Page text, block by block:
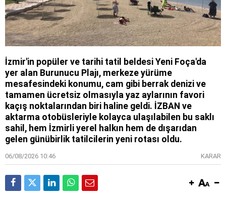
İzmir'in popüler ve tarihi tatil beldesi Yeni Foça'da
yer alan Burunucu Plajı, merkeze yürüme
mesafesindeki konumu, cam gibi berrak denizi ve
tamamen ücretsiz olmasıyla yaz aylarının favori
kaçış noktalarından biri haline geldi. İZBAN ve
aktarma otobüsleriyle kolayca ulaşılabilen bu saklı
sahil, hem İzmirli yerel halkın hem de dışarıdan
gelen günübirlik tatilcilerin yeni rotası oldu.
06/08/2026 10:46 KARAR